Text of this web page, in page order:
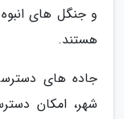
و جنگل های
هستند.
جاده های
شهر، امکان